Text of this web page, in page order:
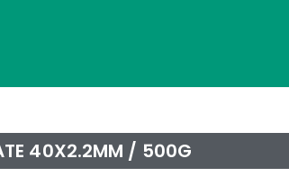
40X2.2MM / 500G